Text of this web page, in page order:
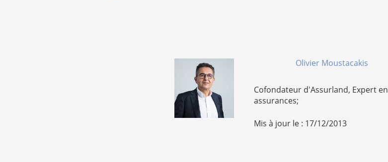
Olivier Moustacakis
Cofondateur d'Assurland, Expert en
assurances;
Mis à jour le : 17/12/2013